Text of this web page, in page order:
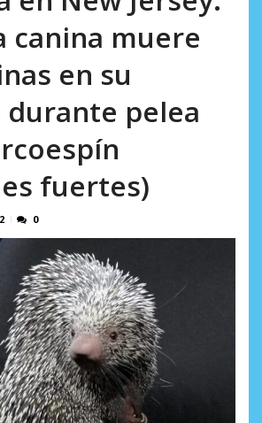
canina muere
en su
durante pelea
fuertes)
0